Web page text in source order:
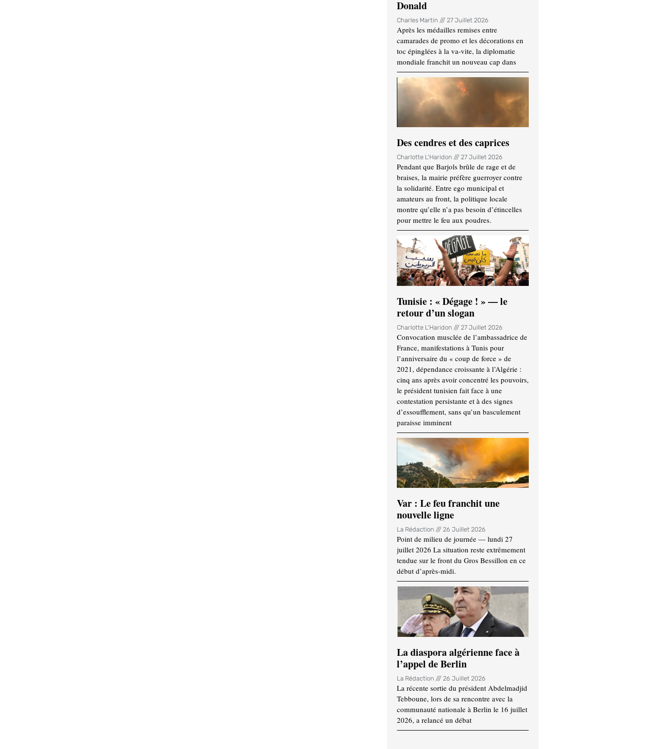
Donald
Charles Martin 27 Juillet 2026
Après les médailles remises entre
camarades de promo et les décorations en
toc épinglées à la va-vite, la diplomatie
mondiale franchit un nouveau cap dans
Des cendres et des caprices
Charlotte L'Haridon 27 Juillet 2026
Pendant que Barjols brûle de rage et de
braises, la mairie préfère guerroyer contre
la solidarité. Entre ego municipal et
amateurs au front, la politique locale
montre qu’elle n’a pas besoin d’étincelles
pour mettre le feu aux poudres.
Tunisie : « Dégage ! » — le
retour d’un slogan
Charlotte L'Haridon 27 Juillet 2026
Convocation musclée de l’ambassadrice de
France, manifestations à Tunis pour
l’anniversaire du « coup de force » de
2021, dépendance croissante à l’Algérie :
cinq ans après avoir concentré les pouvoirs,
le président tunisien fait face à une
contestation persistante et à des signes
d’essoufflement, sans qu’un basculement
paraisse imminent
Var : Le feu franchit une
nouvelle ligne
La Rédaction 26 Juillet 2026
Point de milieu de journée — lundi 27
juillet 2026 La situation reste extrêmement
tendue sur le front du Gros Bessillon en ce
début d’après-midi.
La diaspora algérienne face à
l’appel de Berlin
La Rédaction 26 Juillet 2026
La récente sortie du président Abdelmadjid
Tebboune, lors de sa rencontre avec la
communauté nationale à Berlin le 16 juillet
2026, a relancé un débat